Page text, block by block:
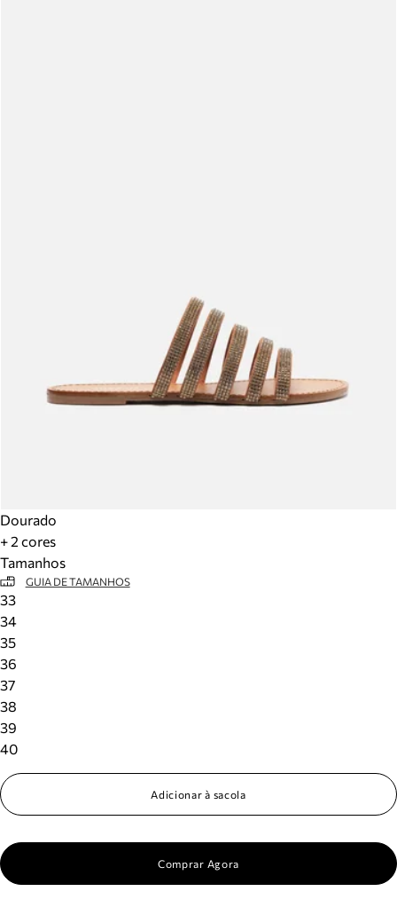
Dourado
+ 2 cores
Tamanhos
GUIA DE TAMANHOS
33
34
35
36
37
38
39
40
Adicionar à sacola
Comprar Agora